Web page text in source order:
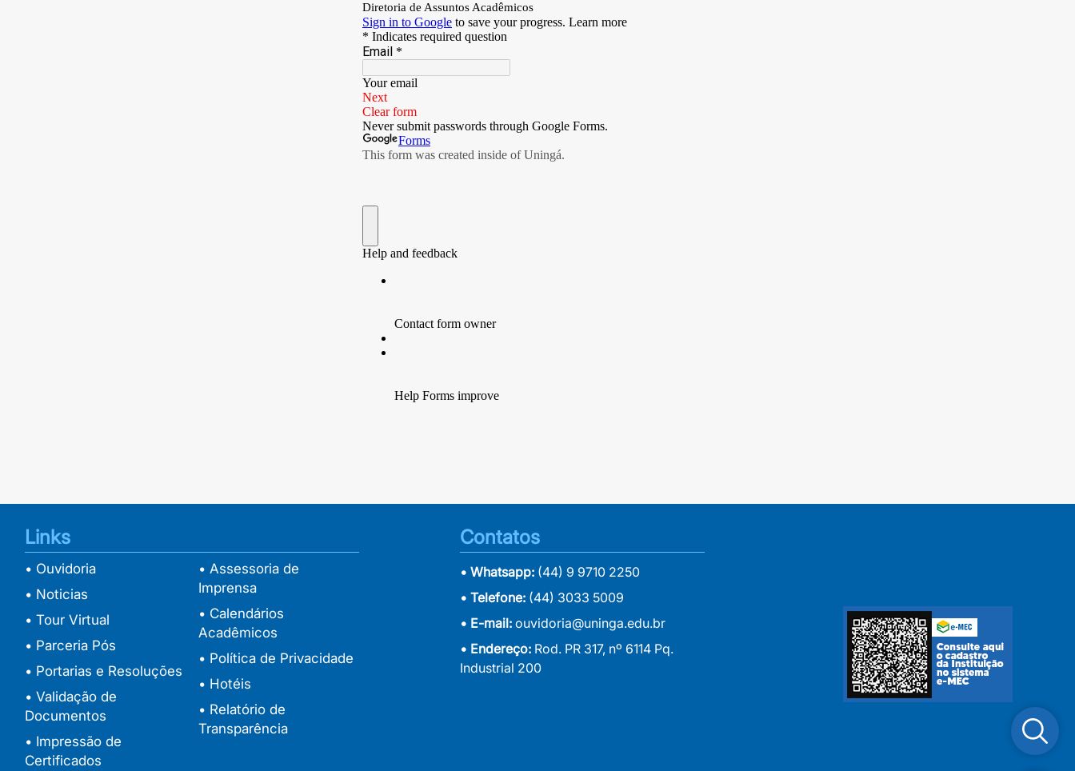
Links
• Ouvidoria
• Noticias
• Tour Virtual
• Parceria Pós
• Portarias e Resoluções
• Validação de
Documentos
• Impressão de
Certificados
• Assessoria de
Imprensa
• Calendários
Acadêmicos
• Política de Privacidade
• Hotéis
• Relatório de
Transparência
Contatos
• Whatsapp: (44) 9 9710 2250
• Telefone: (44) 3033 5009
• E-mail: ouvidoria@uninga.edu.br
• Endereço: Rod. PR 317, nº 6114 Pq.
Industrial 200